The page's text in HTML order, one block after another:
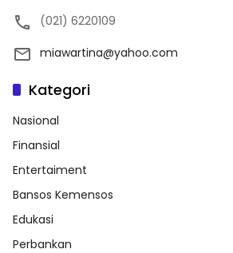
(021) 6220109
miawartina@yahoo.com
Kategori
Nasional
Finansial
Entertaiment
Bansos Kemensos
Edukasi
Perbankan